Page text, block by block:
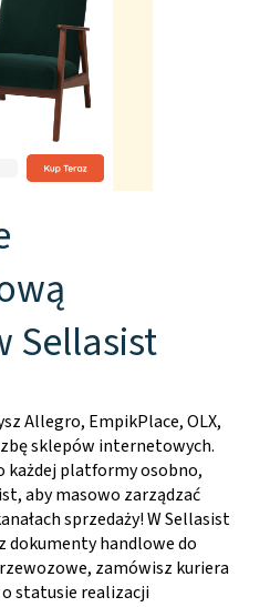
Sellasist
Allegro, EmpikPlace, OLX,
sklepów internetowych.
każdej platformy osobno,
aby masowo zarządzać
sprzedaży! W Sellasist
handlowe do
zamówisz kuriera
statusie realizacji